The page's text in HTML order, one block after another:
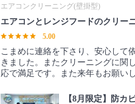
エアコンクリーニング(壁掛型)
エアコンとレンジフードのクリー
5.00
こまめに連絡を下さり、安心して
きました。またクリーニングに関
応で満足です。また来年もお願い
【8月限定】防カ